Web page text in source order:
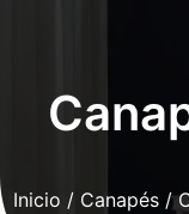
Inicio / Canapés/